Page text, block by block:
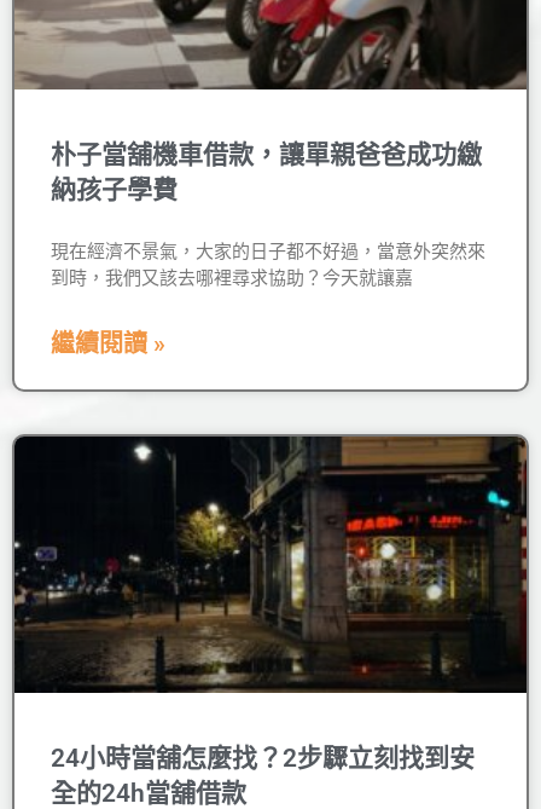
朴子當舖機車借款，讓單親爸爸成功繳
納孩子學費
現在經濟不景氣，大家的日子都不好過，當意外突然來
到時，我們又該去哪裡尋求協助？今天就讓嘉
繼續閱讀 »
24小時當舖怎麼找？2步驟立刻找到安
全的24h當舖借款